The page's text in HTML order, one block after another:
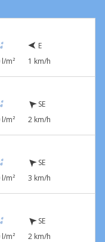
l/m²
E
1 km/h
l/m²
SE
2 km/h
l/m²
SE
3 km/h
l/m²
SE
2 km/h